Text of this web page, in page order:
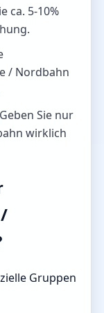
ca. 5-10%
/ Nordbahn
Geben Sie nur
wirklich
Gruppen